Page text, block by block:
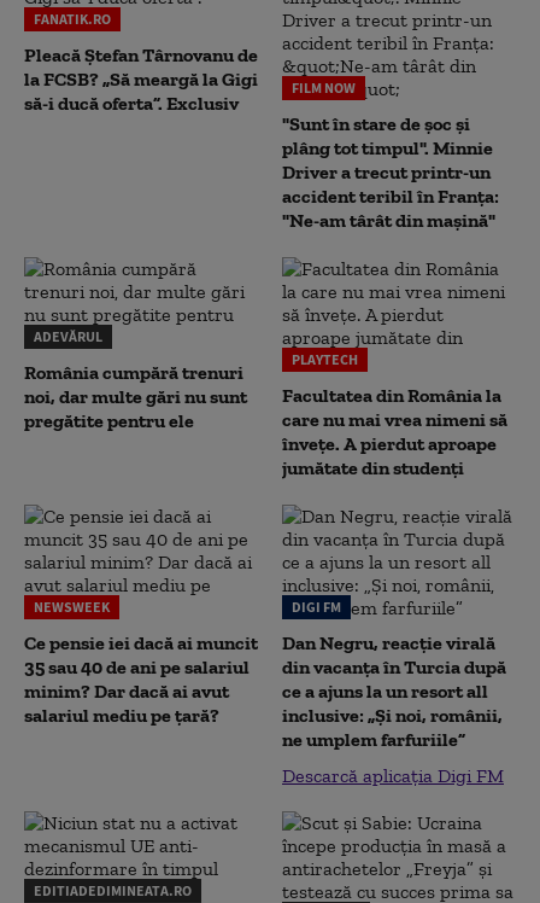
FANATIK.RO
Pleacă Ștefan Târnovanu de
la FCSB? „Să meargă la Gigi
să-i ducă oferta”. Exclusiv
FILM NOW
"Sunt în stare de șoc și
plâng tot timpul". Minnie
Driver a trecut printr-un
accident teribil în Franța:
"Ne-am târât din mașină"
ADEVĂRUL
România cumpără trenuri
noi, dar multe gări nu sunt
pregătite pentru ele
PLAYTECH
Facultatea din România la
care nu mai vrea nimeni să
înveţe. A pierdut aproape
jumătate din studenţi
NEWSWEEK
Ce pensie iei dacă ai muncit
35 sau 40 de ani pe salariul
minim? Dar dacă ai avut
salariul mediu pe țară?
DIGI FM
Dan Negru, reacție virală
din vacanța în Turcia după
ce a ajuns la un resort all
inclusive: „Și noi, românii,
ne umplem farfuriile”
Descarcă aplicația Digi FM
EDITIADEDIMINEATA.RO